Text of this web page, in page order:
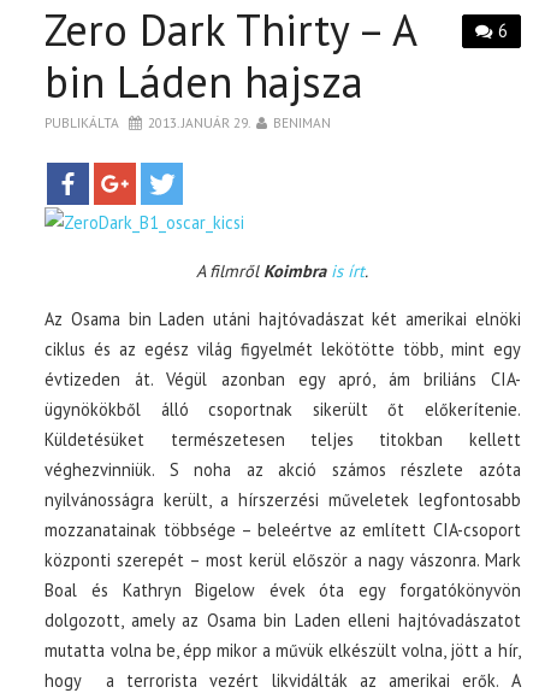
PÓLÓ RENDELÉS
6
Zero Dark Thirty – A
bin Láden hajsza
PUBLIKÁLTA 2013. JANUÁR 29. BENIMAN
A filmről Koimbra is írt.
Az Osama bin Laden utáni hajtóvadászat két amerikai elnöki
ciklus és az egész világ figyelmét lekötötte több, mint egy
évtizeden át. Végül azonban egy apró, ám briliáns CIA-
ügynökökből álló csoportnak sikerült őt előkerítenie.
Küldetésüket természetesen teljes titokban kellett
véghezvinniük. S noha az akció számos részlete azóta
nyilvánosságra került, a hírszerzési műveletek legfontosabb
mozzanatainak többsége – beleértve az említett CIA-csoport
központi szerepét – most kerül először a nagy vászonra. Mark
Boal és Kathryn Bigelow évek óta egy forgatókönyvön
dolgozott, amely az Osama bin Laden elleni hajtóvadászatot
mutatta volna be, épp mikor a művük elkészült volna, jött a hír,
hogy a terrorista vezért likvidálták az amerikai erők. A